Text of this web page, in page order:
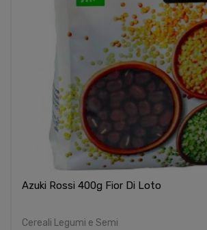
Azuki Rossi 400g Fior Di Loto
Cereali Legumi e Semi